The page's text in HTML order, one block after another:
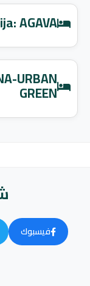
AGAVA
URBAN
GREEN
فيسبوك